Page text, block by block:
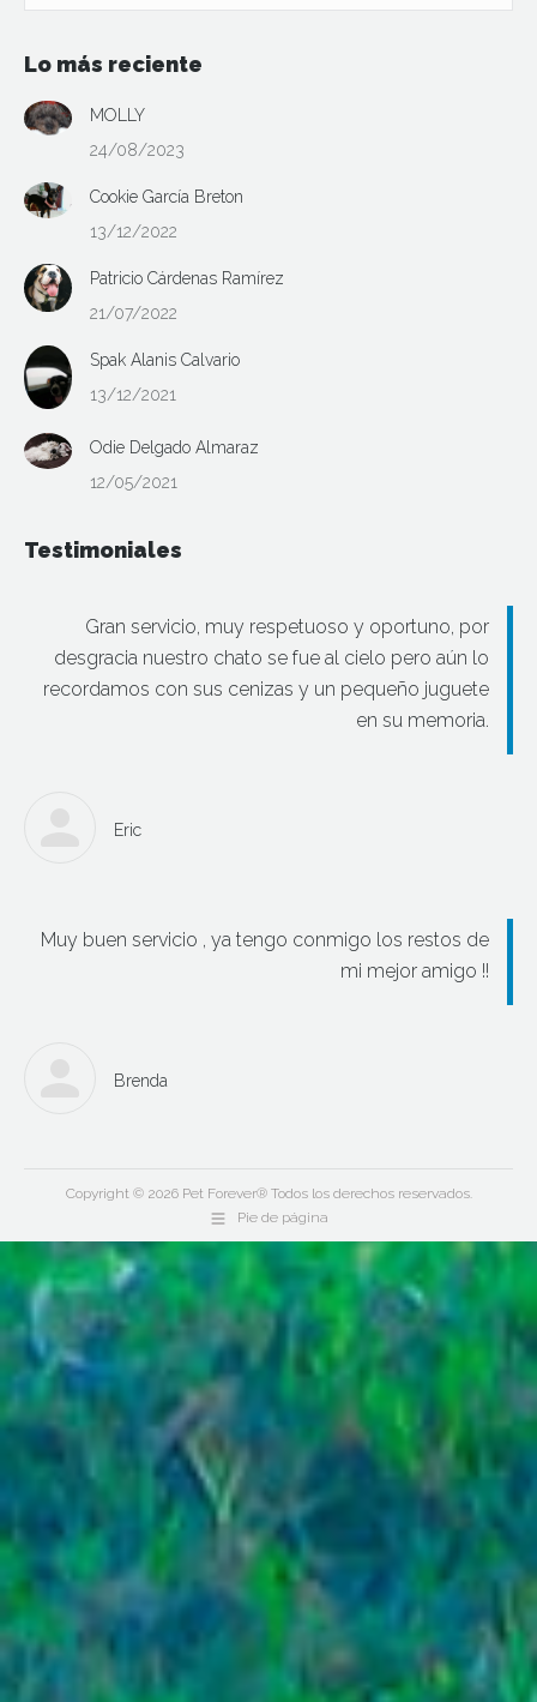
Lo más reciente
MOLLY
24/08/2023
Cookie García Breton
13/12/2022
Patricio Cárdenas Ramírez
21/07/2022
Spak Alanis Calvario
13/12/2021
Odie Delgado Almaraz
12/05/2021
Testimoniales
Gran servicio, muy respetuoso y oportuno, por
desgracia nuestro chato se fue al cielo pero aún lo
recordamos con sus cenizas y un pequeño juguete
en su memoria.
Eric
Muy buen servicio , ya tengo conmigo los restos de
mi mejor amigo !!
Brenda
Copyright © 2026 Pet Forever® Todos los derechos reservados.
Pie de página